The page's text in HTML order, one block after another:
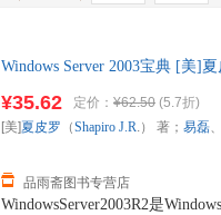
Windows Server 2003宝典 [美]
WindowsServer2003R2是
¥35.62 定价： ¥62.50 (5.7折)
品雨斋图书专营店
[美]夏皮罗 （Shapiro J.R.） 著； 易磊